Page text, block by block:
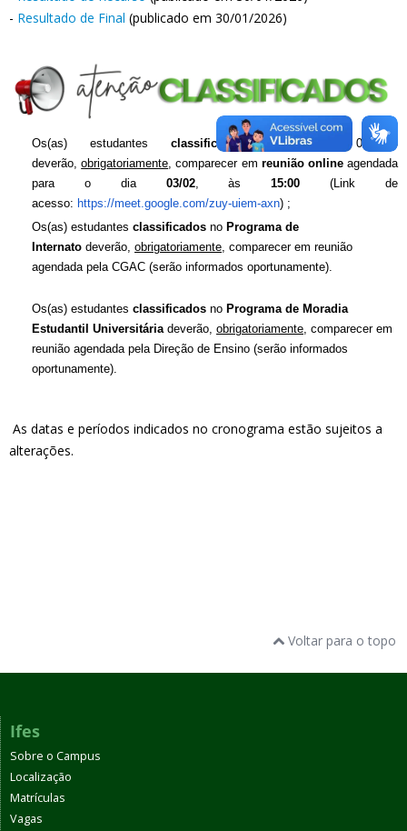
- Resultado de Final (publicado em 30/01/2026)
Os(as) estudantesclassificados no Edital 06/2025
deverão,obrigatoriamente, comparecer em reunião online agendada
para o dia 03/02, às15:00
(Link de
acesso: https://meet.google.com/zuy-uiem-axn) ;
Os(as) estudantes classificados no Programa de
Internato deverão, obrigatoriamente , comparecer em reunião
agendada pela CGAC (serão informados oportunamente).
Os(as) estudantes classificados no Programa de Moradia
Estudantil Universitária deverão, obrigatoriamente, comparecer em
reunião agendada pela Direção de Ensino (serão informados
oportunamente).
As datas e períodos indicados no cronograma estão sujeitos a
alterações.
Voltar para o topo
Ifes
Sobre o Campus
Localização
Matrículas
Vagas